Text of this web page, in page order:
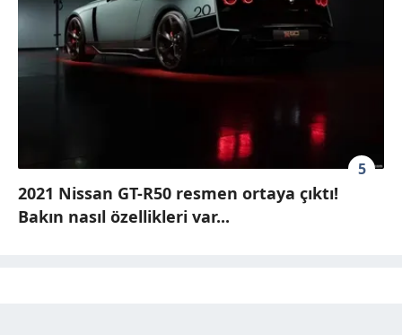
5
2021 Nissan GT-R50 resmen ortaya çıktı!
Bakın nasıl özellikleri var...